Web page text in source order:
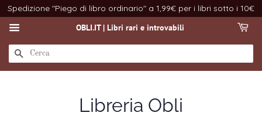
Spedizione "Piego di libro ordinario" a 1,99€ per i libri sotto i 10€
OBLI.IT | Libri rari e introvabili
CERCA
Libreria Obli